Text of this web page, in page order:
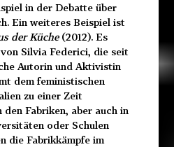
in der Debatte über
Ein weiteres Beispiel ist
der Küche(2012). Es
Silvia Federici, die seit
Autorin und Aktivistin
dem feministischen
zu einer Zeit
Fabriken, aber auch in
oder Schulen
die Fabrikkämpfe im